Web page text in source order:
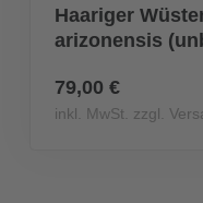
Haariger
arizonensis
79,00 €
inkl. MwSt. zzgl.